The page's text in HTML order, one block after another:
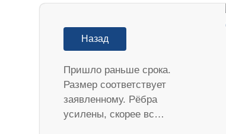
Назад
Пришло раньше срока.
Размер соответствует
заявленному. Рёбра
усилены, скорее вс…